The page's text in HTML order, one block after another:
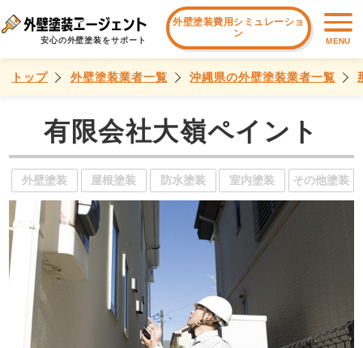
安心の外壁塗装をサポート
外壁塗装費用シミュレーショ
ン
MENU
トップ 外壁塗装業者一覧 沖縄県の外壁塗装業者一覧
有限会社大嶺ペイント
外壁塗装 屋根塗装 防水塗装 室内塗装 その他塗装